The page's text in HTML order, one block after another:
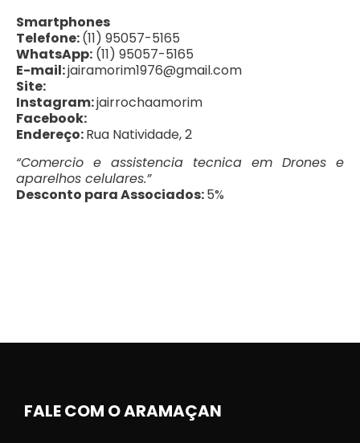
Smartphones
Telefone:(11) 95057-5165
WhatsApp: (11) 95057-5165
E-mail:jairamorim1976@gmail.com
Site:
Instagram:jairrochaamorim
Facebook:
Endereço:Rua Natividade, 2
“Comercio e assistencia tecnica em Drones e
aparelhos celulares.”
Desconto para Associados:5%
FALE COM O ARAMAÇAN